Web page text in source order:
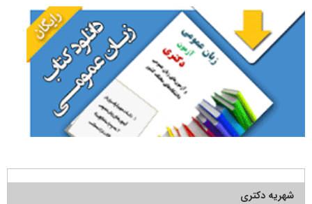
شهریه دکتری